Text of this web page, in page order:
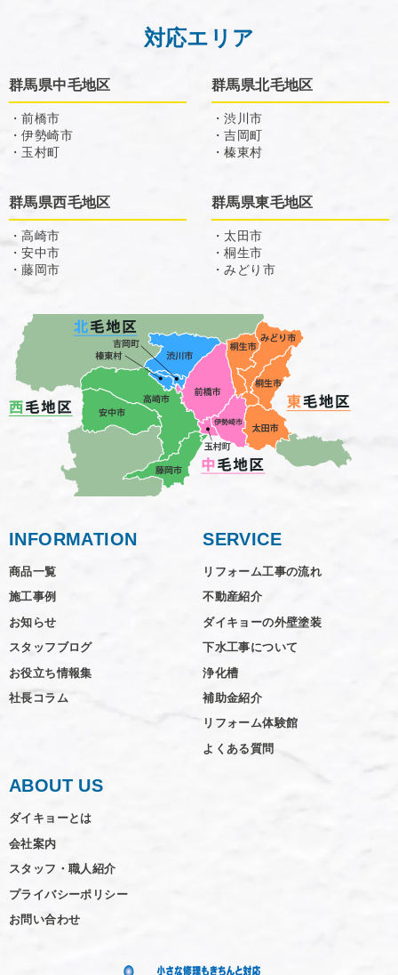
対応エリア
群馬県中毛地区
・前橋市
・伊勢崎市
・玉村町
群馬県北毛地区
・渋川市
・吉岡町
・榛東村
群馬県西毛地区
・高崎市
・安中市
・藤岡市
群馬県東毛地区
・太田市
・桐生市
・みどり市
INFORMATION
商品一覧
施工事例
お知らせ
スタッフブログ
お役立ち情報集
社長コラム
SERVICE
リフォーム工事の流れ
不動産紹介
ダイキョーの外壁塗装
下水工事について
浄化槽
補助金紹介
リフォーム体験館
よくある質問
ABOUT US
ダイキョーとは
会社案内
スタッフ・職人紹介
プライバシーポリシー
お問い合わせ